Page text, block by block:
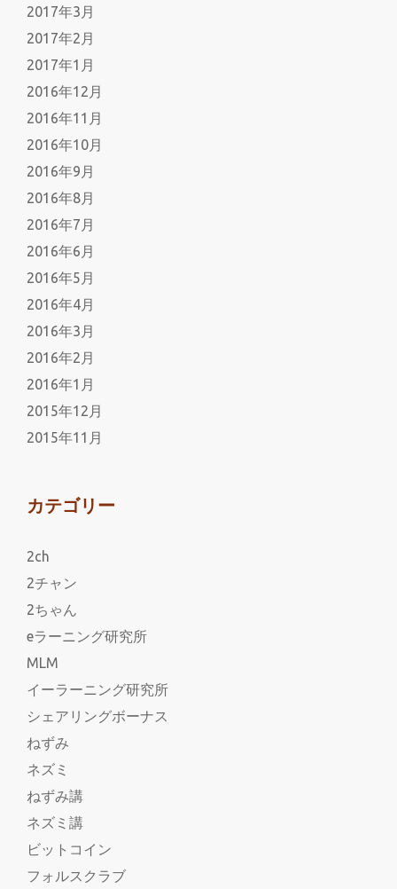
2017年3月
2017年2月
2017年1月
2016年12月
2016年11月
2016年10月
2016年9月
2016年8月
2016年7月
2016年6月
2016年5月
2016年4月
2016年3月
2016年2月
2016年1月
2015年12月
2015年11月
カテゴリー
2ch
2チャン
2ちゃん
eラーニング研究所
MLM
イーラーニング研究所
シェアリングボーナス
ねずみ
ネズミ
ねずみ講
ネズミ講
ビットコイン
フォルスクラブ